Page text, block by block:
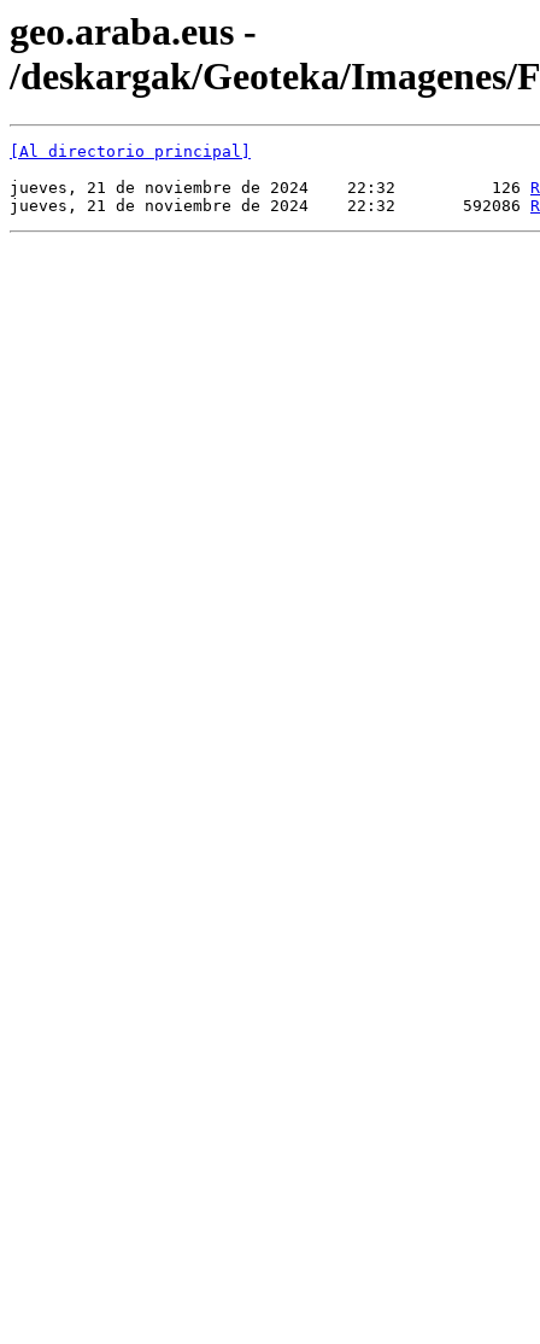
geo.araba.eus -
/deskargak/Geoteka/Imagenes/
[Al directorio principal]
jueves, 21 de noviembre de 2024    22:32          126
jueves, 21 de noviembre de 2024    22:32       592086